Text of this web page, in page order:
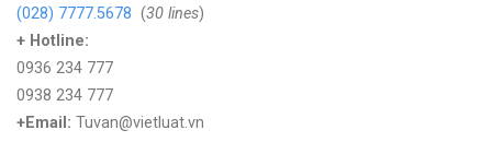
(028) 7777.5678 (30 lines)
+ Hotline:
0936 234 777
0938 234 777
+Email: Tuvan@vietluat.vn